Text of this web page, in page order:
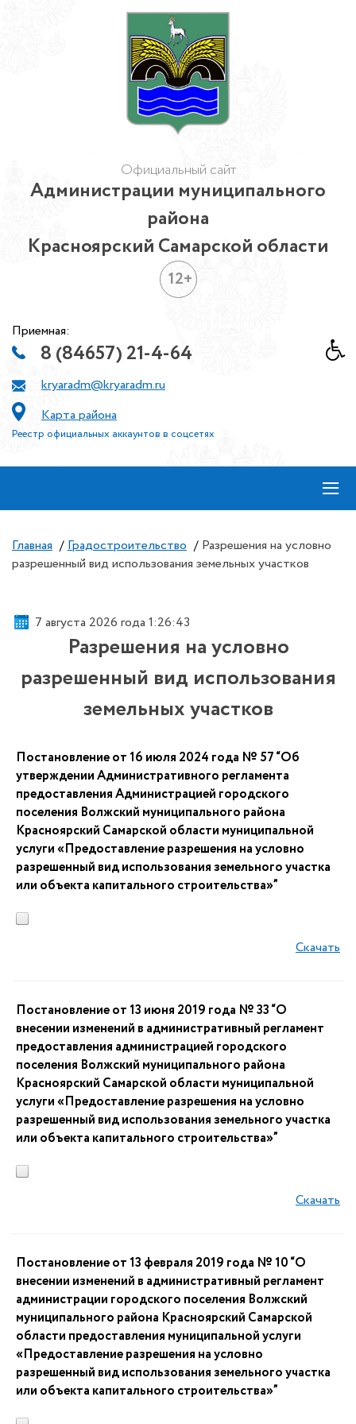
Официальный сайт
Администрации муниципального
района
Красноярский Самарской области
12+
Приемная:
8 (84657) 21-4-64
kryaradm@kryaradm.ru
Карта района
Реестр официальных аккаунтов в соцсетях
≡
Главная / Градостроительство / Разрешения на условно
разрешенный вид использования земельных участков
7 августа 2026 года 1:26:44
Разрешения на условно
разрешенный вид использования
земельных участков
Постановление от 16 июля 2024 года № 57 “Об
утверждении Административного регламента
предоставления Администрацией городского
поселения Волжский муниципального района
Красноярский Самарской области муниципальной
услуги «Предоставление разрешения на условно
разрешенный вид использования земельного участка
или объекта капитального строительства»”
Скачать
Постановление от 13 июня 2019 года № 33 “О
внесении изменений в административный регламент
предоставления администрацией городского
поселения Волжский муниципального района
Красноярский Самарской области муниципальной
услуги «Предоставление разрешения на условно
разрешенный вид использования земельного участка
или объекта капитального строительства»”
Скачать
Постановление от 13 февраля 2019 года № 10 “О
внесении изменений в административный регламент
администрации городского поселения Волжский
муниципального района Красноярский Самарской
области предоставления муниципальной услуги
«Предоставление разрешения на условно
разрешенный вид использования земельного участка
или объекта капитального строительства»”